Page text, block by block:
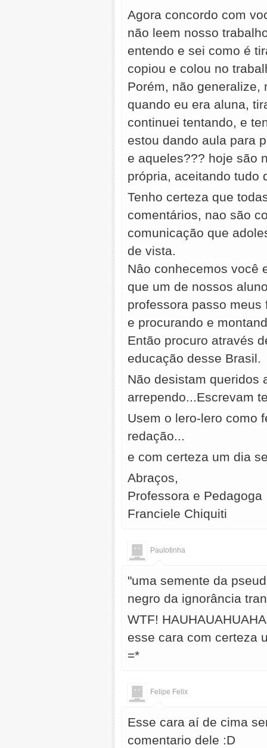
Agora concordo com
não leem nosso
entendo e sei como é
copiou e colou no
Porém, não generalize,
quando eu era aluna,
continuei tentando, e
estou dando aula para
e aqueles??? hoje são
própria, aceitando tudo
Tenho certeza que
comentários, nao são
comunicação que
de vista.
Nâo conhecemos você
que um de nossos
professora passo
e procurando e
Então procuro através
educação desse Brasil.
Não desistam queridos
arrependo...Escrevam
Usem o lero-lero como
redação...
e com certeza um dia
Abraços,
Professora e Pedagoga
Franciele Chiquiti
Paulotinha
"uma semente da
negro da ignorância
WTF!
esse cara com certeza
=*
Felipe Felix
Esse cara aí de cima
comentario dele :D